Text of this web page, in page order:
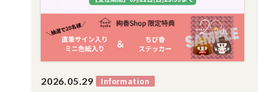
2026. 05.29 Information